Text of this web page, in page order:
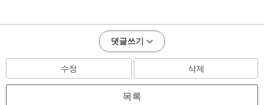
댓글쓰기
수정 삭제
목록